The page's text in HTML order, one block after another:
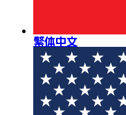
繁体中文